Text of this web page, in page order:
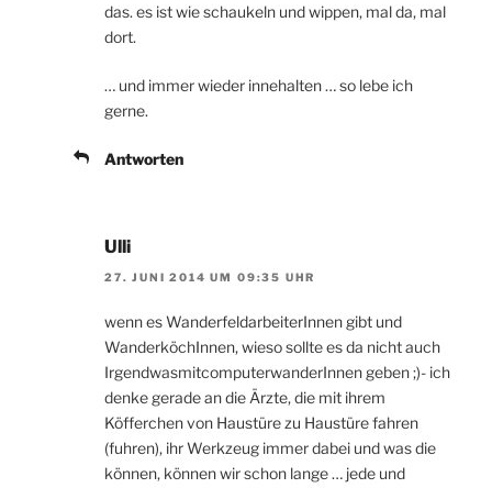
das. es ist wie schaukeln und wippen, mal da, mal
dort.
… und immer wieder innehalten … so lebe ich
gerne.
Antworten
Ulli
27. JUNI 2014 UM 09:35 UHR
wenn es WanderfeldarbeiterInnen gibt und
WanderköchInnen, wieso sollte es da nicht auch
IrgendwasmitcomputerwanderInnen geben ;)- ich
denke gerade an die Ärzte, die mit ihrem
Köfferchen von Haustüre zu Haustüre fahren
(fuhren), ihr Werkzeug immer dabei und was die
können, können wir schon lange … jede und